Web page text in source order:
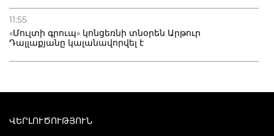
11:55
«Մուլտի գրուպ» կոնցեռնի տնօրեն Արթուր
Դալլաքյանը կալանավորվել է
ՎԵՐԼՈՒԾՈՒԹՅՈՒՆ